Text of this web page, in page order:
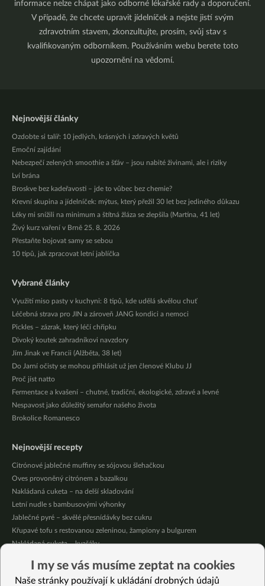
informace nelze chápat jako odborné lékařské rady a doporučení.
V případě, že chcete upravit jídelníček a nejste jistí svým
zdravotním stavem, zkonzultujte, prosím, svůj stav s
kvalifikovaným odborníkem. Používáním webu berete toto
upozornění na vědomí.
Nejnovější články
Ozdobte si talíř: 10 jedlých, krásných i zdravých květů
Emoční zajídání
Nebezpečí zelených smoothie a šťáv – jsou nabité živinami, ale i riziky
Lví brána
Broskve bez kadeřavosti – jde to vůbec bez chemie?
Krevní skupina a jídelníček: mýtus, který přežil 30 let bez jediného důkazu
Léky mi snížili na minimum a štítná žláza se zlepšila (Martina, 41 let)
Živý kurz vaření v Brně 25. 8. 2026
Přestaňte bojovat samy se sebou
10 tipů, jak zpracovat letní jablíčka
Vybrané články
Využití miso pasty v kuchyni: 8 tipů, kde udělá skvělou chuť
Léčebná strava pro JIN a zároveň JANG kondici a nemoci
Pickles – zázrak, který léčí chřipku
Divoký koutek zahradníkovi navzdory
Jím Jinak ve Francii (Alžběta, 38 let)
Do Jarní očisty se mohou přihlásit už jen členové Klubu JJ
Proč jíst natto
Fermentace a kvašení – chutné, tradiční, ekologické, zdravé a levné
Nespavost jako důležitý semafor našeho života
Brokolice Romanesco
Nejnovější recepty
Citrónové jablečné muffiny se sójovou šlehačkou
Oves provoněný citrónem a bazalkou
Nakládaná cuketa – na delší skladování
Letní nudle s bambusovými výhonky
Jablečné pyré – skvělé přesnídávky bez cukru
Křupavé tofu s restovanou zeleninou, žampiony a bulgurem
Nakládaná cuketa – kvašáky
Osvěžující kuskus
Osvěžující čaj s citronovými bylinkami
I my se vás musíme zeptat na cookies
Naše stránky používají k ukládání drobných údajů